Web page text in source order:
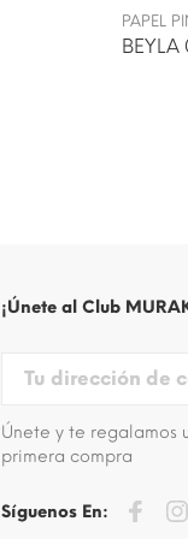
PAPEL
BEYLA
¡Únete al Club
Únete y te regalamos
primera compra
Síguenos En: